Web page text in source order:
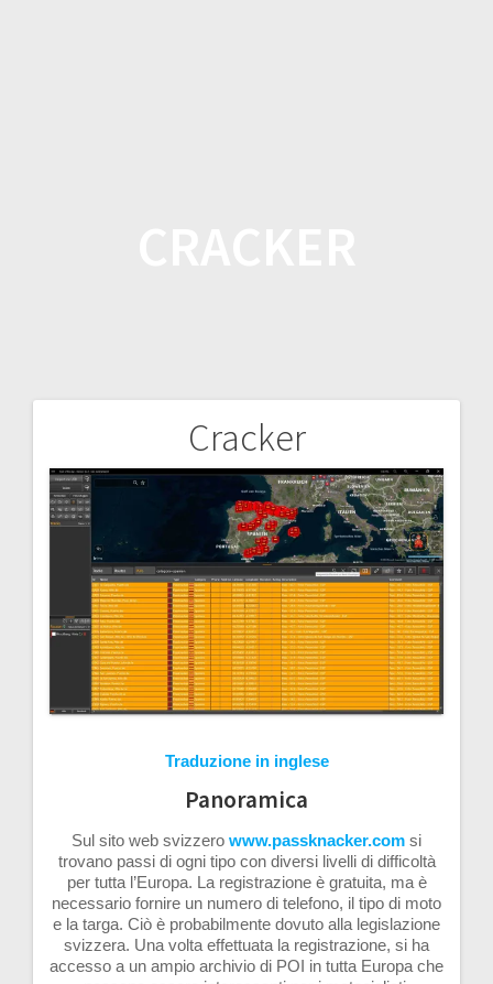
Cracker
Traduzione in inglese
Panoramica
Sul sito web svizzero www.passknacker.com si
trovano passi di ogni tipo con diversi livelli di difficoltà
per tutta l’Europa. La registrazione è gratuita, ma è
necessario fornire un numero di telefono, il tipo di moto
e la targa. Ciò è probabilmente dovuto alla legislazione
svizzera. Una volta effettuata la registrazione, si ha
accesso a un ampio archivio di POI in tutta Europa che
Navigazione
articoli